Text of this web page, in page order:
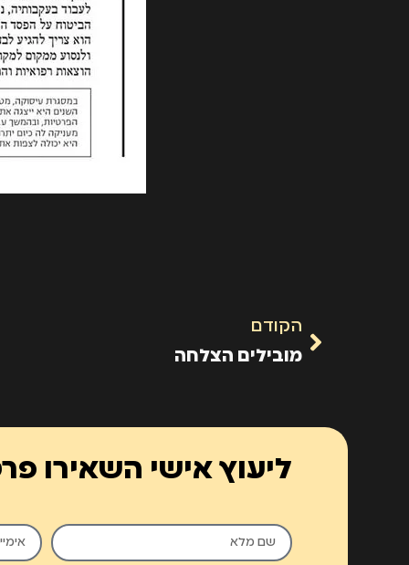
הקודם
מובילים הצלחה
ליעוץ אישי השאירו